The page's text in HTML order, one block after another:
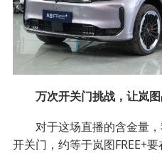
万次开关门挑战，让岚图
对于这场直播的含金量，
开关门，约等于岚图FREE+